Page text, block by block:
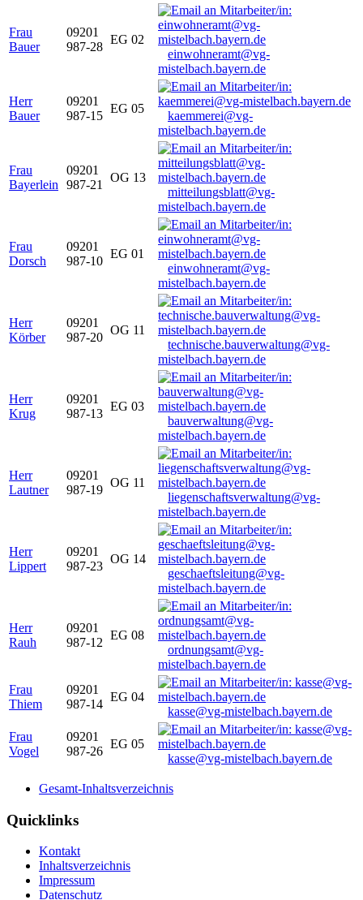
Frau
Bauer
09201
987-28
EG 02
einwohneramt@vg-
mistelbach.bayern.de
Herr
Bauer
09201
987-15
EG 05
kaemmerei@vg-
mistelbach.bayern.de
Frau
Bayerlein
09201
987-21
OG 13
mitteilungsblatt@vg-
mistelbach.bayern.de
Frau
Dorsch
09201
987-10
EG 01
einwohneramt@vg-
mistelbach.bayern.de
Herr
Körber
09201
987-20
OG 11
technische.bauverwaltung@vg-
mistelbach.bayern.de
Herr
Krug
09201
987-13
EG 03
bauverwaltung@vg-
mistelbach.bayern.de
Herr
Lautner
09201
987-19
OG 11
liegenschaftsverwaltung@vg-
mistelbach.bayern.de
Herr
Lippert
09201
987-23
OG 14
geschaeftsleitung@vg-
mistelbach.bayern.de
Herr
Rauh
09201
987-12
EG 08
ordnungsamt@vg-
mistelbach.bayern.de
Frau
Thiem
09201
987-14
EG 04
kasse@vg-mistelbach.bayern.de
Frau
Vogel
09201
987-26
EG 05
kasse@vg-mistelbach.bayern.de
Gesamt-Inhaltsverzeichnis
Quicklinks
Kontakt
Inhaltsverzeichnis
Impressum
Datenschutz